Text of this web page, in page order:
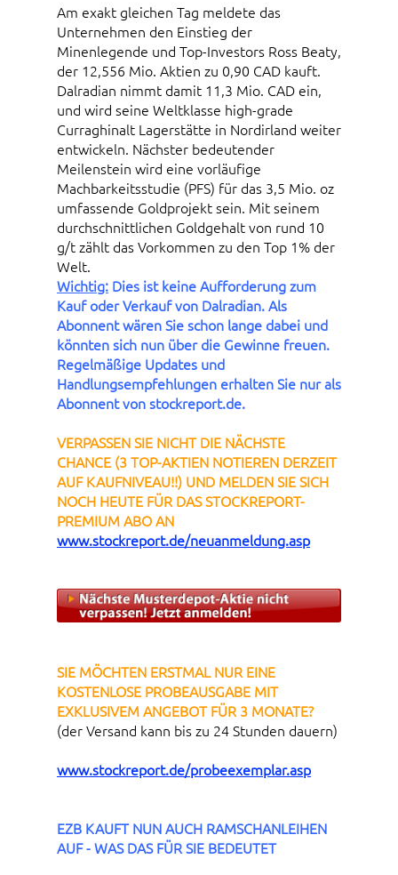
Am exakt gleichen Tag meldete das
Unternehmen den Einstieg der
Minenlegende und Top-Investors Ross Beaty,
der 12,556 Mio. Aktien zu 0,90 CAD kauft.
Dalradian nimmt damit 11,3 Mio. CAD ein,
und wird seine Weltklasse high-grade
Curraghinalt Lagerstätte in Nordirland weiter
entwickeln. Nächster bedeutender
Meilenstein wird eine vorläufige
Machbarkeitsstudie (PFS) für das 3,5 Mio. oz
umfassende Goldprojekt sein. Mit seinem
durchschnittlichen Goldgehalt von rund 10
g/t zählt das Vorkommen zu den Top 1% der
Welt.
Wichtig: Dies ist keine Aufforderung zum
Kauf oder Verkauf von Dalradian. Als
Abonnent wären Sie schon lange dabei und
könnten sich nun über die Gewinne freuen.
Regelmäßige Updates und
Handlungsempfehlungen erhalten Sie nur als
Abonnent von stockreport.de.
VERPASSEN SIE NICHT DIE NÄCHSTE
CHANCE (3 TOP-AKTIEN NOTIEREN DERZEIT
AUF KAUFNIVEAU!!) UND MELDEN SIE SICH
NOCH HEUTE FÜR DAS STOCKREPORT-
PREMIUM ABO AN
www.stockreport.de/neuanmeldung.asp
SIE MÖCHTEN ERSTMAL NUR EINE
KOSTENLOSE PROBEAUSGABE MIT
EXKLUSIVEM ANGEBOT FÜR 3 MONATE?
(der Versand kann bis zu 24 Stunden dauern)
www.stockreport.de/probeexemplar.asp
EZB KAUFT NUN AUCH RAMSCHANLEIHEN
AUF - WAS DAS FÜR SIE BEDEUTET